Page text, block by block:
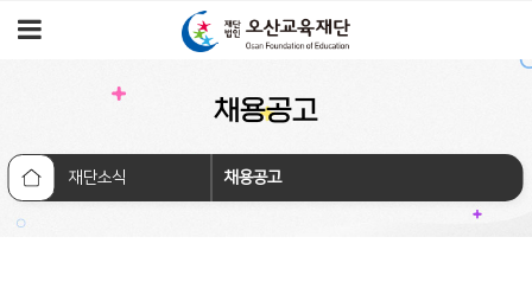
재단소식 채용공고
채용공고